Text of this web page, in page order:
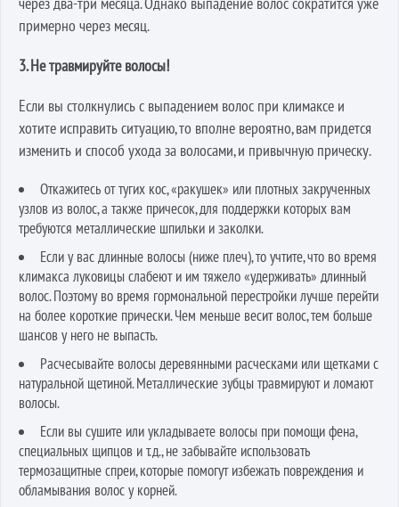
примерно через месяц.
3. Не травмируйте волосы!
Если вы столкнулись с выпадением волос при климаксе и
хотите исправить ситуацию, то вполне вероятно, вам придется
изменить и способ ухода за волосами, и привычную прическу.
Откажитесь от тугих кос, «ракушек» или плотных закрученных
узлов из волос, а также причесок, для поддержки которых вам
требуются металлические шпильки и заколки.
Если у вас длинные волосы (ниже плеч), то учтите, что во время
климакса луковицы слабеют и им тяжело «удерживать» длинный
волос. Поэтому во время гормональной перестройки лучше перейти
на более короткие прически. Чем меньше весит волос, тем больше
шансов у него не выпасть.
Расчесывайте волосы деревянными расческами или щетками с
натуральной щетиной. Металлические зубцы травмируют и ломают
волосы.
Если вы сушите или укладываете волосы при помощи фена,
специальных щипцов и т.д., не забывайте использовать
термозащитные спреи, которые помогут избежать повреждения и
обламывания волос у корней.